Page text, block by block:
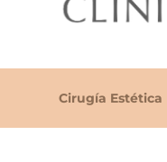
Cirugía Estética